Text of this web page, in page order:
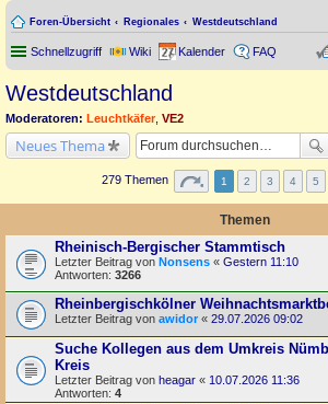
Foren-Übersicht Regionales Westdeutschland
Schnellzugriff Wiki Kalender FAQ
Westdeutschland
Moderatoren: Leuchtkäfer VE2
Neues Thema
279 Themen 1 2 3 4 5
Themen
Rheinisch-Bergischer Stammtisch
Letzter Beitrag von Nonsens « Gestern 11:10
Antworten: 3266
Rheinbergischkölner
Letzter Beitrag von awidor « 29.07.2026 09:02
Suche Kollegen aus dem Umkreis
Kreis
Letzter Beitrag von heagar « 10.07.2026 11:36
Antworten: 4